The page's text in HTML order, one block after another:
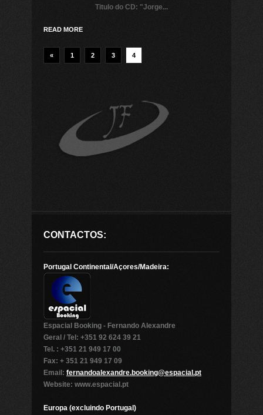
Titulo do CD: "Jorge...
READ MORE
« 1 2 3 4
CONTACTOS:
Portugal Continental/Açores/Madeira:
Espacial Booking - Fernando Alexandre
Geral / Tel: +351 92 624 39 21
Tel. : +351 21 949 17 00
Fax: + 351 21 949 17 09
Email: fernandoalexandre.booking@espacial.pt
Website: www.espacial.pt
Europa (excluindo Portugal)